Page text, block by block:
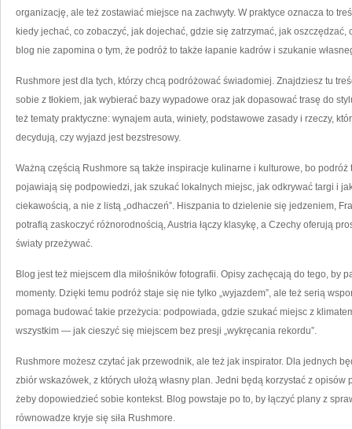
organizację, ale też zostawiać miejsce na zachwyty. W praktyce oznacza to
kiedy jechać, co zobaczyć, jak dojechać, gdzie się zatrzymać, jak
blog nie zapomina o tym, że podróż to także łapanie kadrów i szukanie
Rushmore jest dla tych, którzy chcą podróżować świadomiej. Znajdziesz tu
sobie z tłokiem, jak wybierać bazy wypadowe oraz jak dopasować trasę do
też tematy praktyczne: wynajem auta, winiety, podstawowe zasady i rzeczy,
decydują, czy wyjazd jest bezstresowy.
Ważną częścią Rushmore są także inspiracje kulinarne i kulturowe, bo
pojawiają się podpowiedzi, jak szukać lokalnych miejsc, jak odkrywać targi i
ciekawością, a nie z listą „odhaczeń”. Hiszpania to dzielenie się jedzeniem,
potrafią zaskoczyć różnorodnością, Austria łączy klasykę, a Czechy oferują
światy przeżywać.
Blog jest też miejscem dla miłośników fotografii. Opisy zachęcają do tego, by
momenty. Dzięki temu podróż staje się nie tylko „wyjazdem”, ale też serią
pomaga budować takie przeżycia: podpowiada, gdzie szukać miejsc z
wszystkim — jak cieszyć się miejscem bez presji „wykręcania rekordu”.
Rushmore możesz czytać jak przewodnik, ale też jak inspirator. Dla jednych
zbiór wskazówek, z których ułożą własny plan. Jedni będą korzystać z
żeby dopowiedzieć sobie kontekst. Blog powstaje po to, by łączyć plany z
równowadze kryje się siła Rushmore.